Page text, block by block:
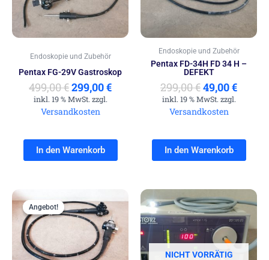
Endoskopie und Zubehör
Pentax FG-29V Gastroskop
499,00€299,00€
inkl. 19 % MwSt. zzgl.
Versandkosten
In den Warenkorb
Endoskopie und Zubehör
Pentax FD-34H FD 34 H –
DEFEKT
299,00€49,00€
inkl. 19 % MwSt. zzgl.
Versandkosten
In den Warenkorb
Angebot!
Angebot!
Ursprünglicher
Preis
war:
4.200,00 €
Aktueller
Preis
3.800,00 €.
NICHT VORRÄTIG